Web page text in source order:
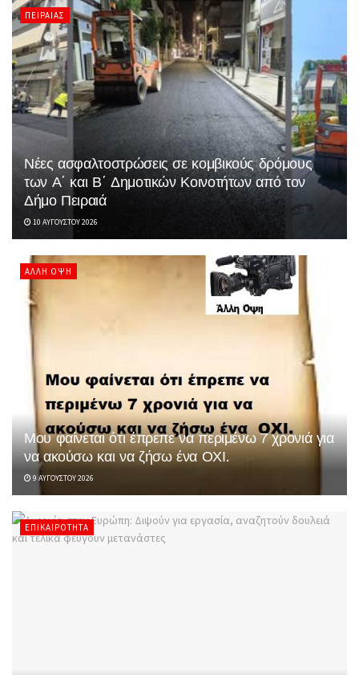
ΠΕΙΡΑΙΆΣ
Νέες ασφαλτοστρώσεις σε κομβικούς δρόμους
των Α΄ και Β΄ Δημοτικών Κοινοτήτων από τον
Δήμο Πειραιά
10 ΑΥΓΟΎΣΤΟΥ 2026
ΆΛΛΗ ΌΨΗ
Μου φαίνεται ότι έπρεπε να περιμένω 7 χρονιά για
να ακούσω και να ζήσω ένα ΟΧΙ.
9 ΑΥΓΟΎΣΤΟΥ 2026
ΕΠΙΚΑΙΡΌΤΗΤΑ